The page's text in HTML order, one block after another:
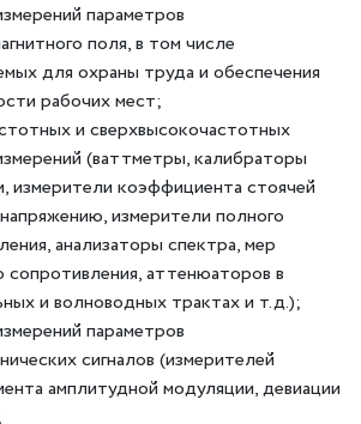
параметров
поля, в том числе
для охраны труда и обеспечения
рабочих мест;
и сверхвысокочастотных
(ваттметры, калибраторы
измерители коэффициента стоячей
измерители полного
анализаторы спектра, мер
сопротивления, аттенюаторов в
и волноводных трактах и т.д.);
параметров
сигналов (измерителей
амплитудной модуляции, девиации